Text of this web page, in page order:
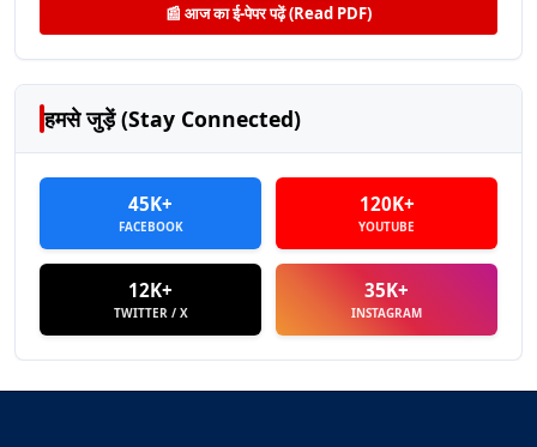
📰 आज का ई-पेपर पढ़ें (Read PDF)
हमसे जुड़ें (Stay Connected)
45K+
FACEBOOK
120K+
YOUTUBE
12K+
TWITTER / X
35K+
INSTAGRAM